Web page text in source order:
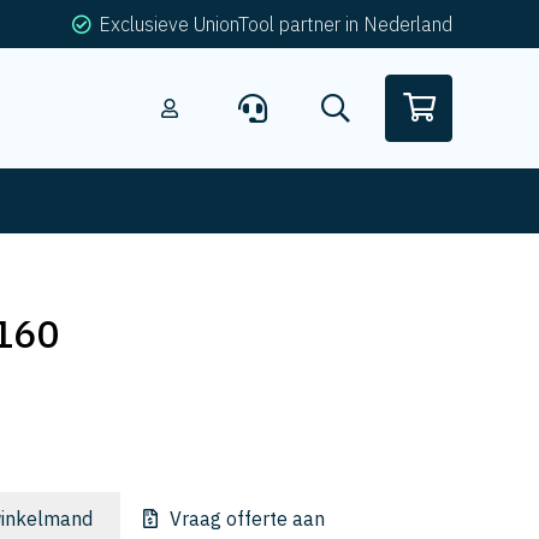
Exclusieve UnionTool partner in Nederland
Vraag offerte aan